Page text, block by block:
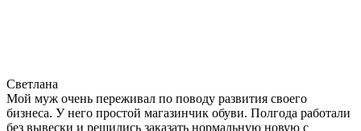
Светлана
Мой муж очень переживал по поводу развития своего
бизнеса. У него простой магазинчик обуви. Полгода работали
без вывески и решились заказать нормальную новую с